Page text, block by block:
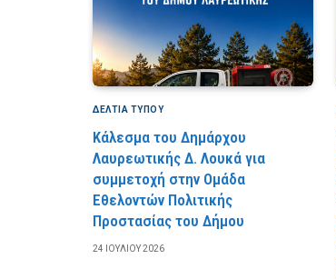
ΔΕΛΤΙΑ ΤΥΠΟΥ
Κάλεσμα του Δημάρχου
Λαυρεωτικής Δ. Λουκά για
συμμετοχή στην Ομάδα
Εθελοντών Πολιτικής
Προστασίας του Δήμου
24 ΙΟΥΛΊΟΥ 2026